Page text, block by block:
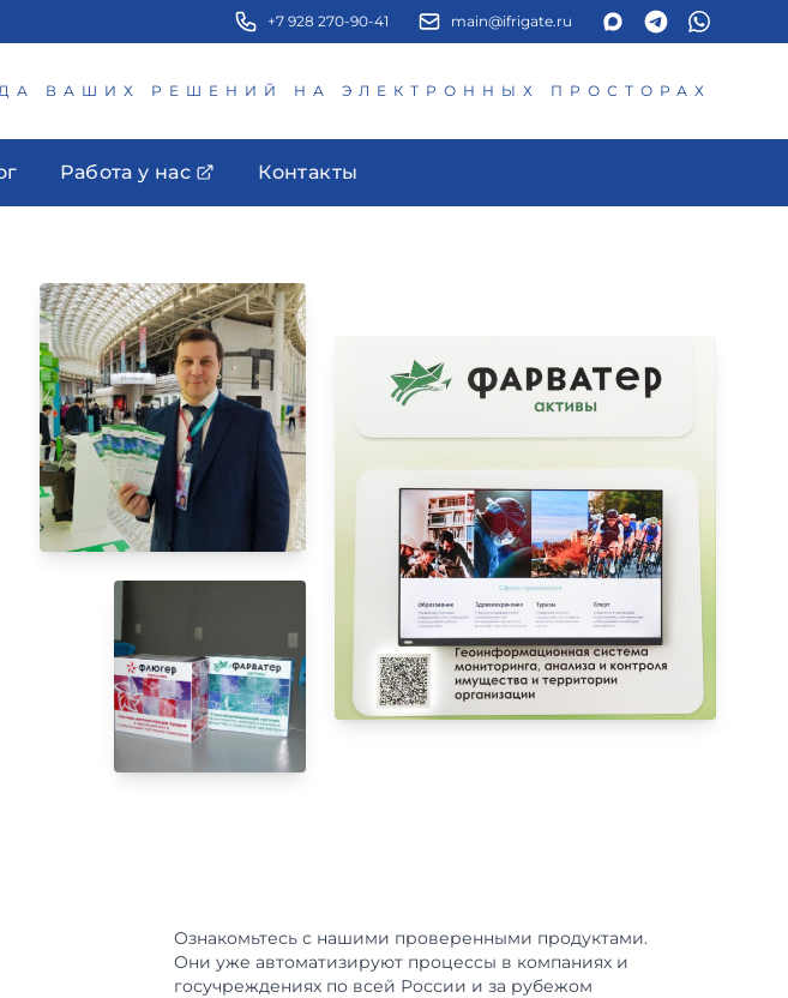
+7 928 270-90-41 main@ifrigate.ru
ВАШИХ РЕШЕНИЙ НА ЭЛЕКТРОННЫХ ПРОСТОРАХ
Работа у нас Контакты
Ознакомьтесь с нашими проверенными продуктами.
Они уже автоматизируют процессы в компаниях и
госучреждениях по всей России и за рубежом